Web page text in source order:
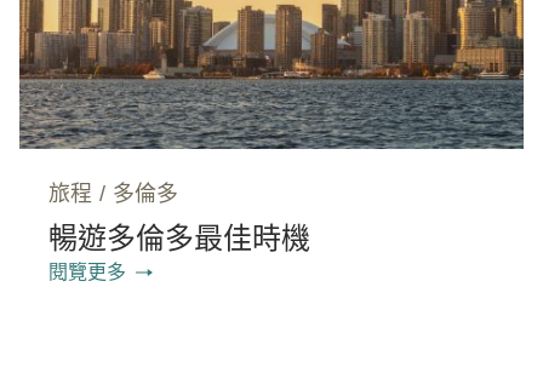
旅程 / 多倫多
暢遊多倫多最佳時機
閱覽更多